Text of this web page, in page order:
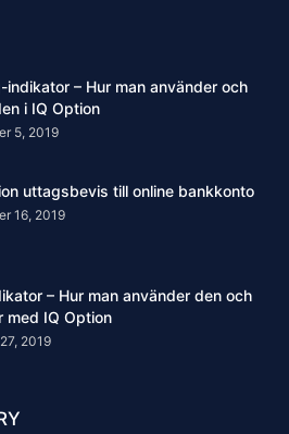
indikator – Hur man använder och
i IQ Option
5, 2019
uttagsbevis till online bankkonto
16, 2019
– Hur man använder den och
med IQ Option
2019